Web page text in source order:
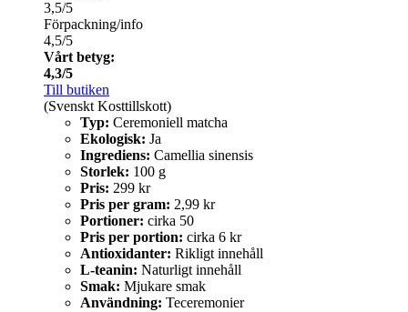
3,5/5
Förpackning/info
4,5/5
Vårt betyg:
4,3/5
Till butiken
(Svenskt Kosttillskott)
Typ: Ceremoniell matcha
Ekologisk: Ja
Ingrediens: Camellia sinensis
Storlek: 100 g
Pris: 299 kr
Pris per gram: 2,99 kr
Portioner: cirka 50
Pris per portion: cirka 6 kr
Antioxidanter: Rikligt innehåll
L-teanin: Naturligt innehåll
Smak: Mjukare smak
Användning: Teceremonier